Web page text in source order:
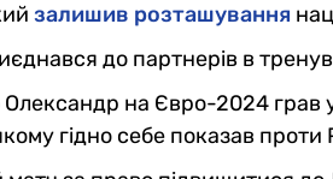
залишив розташування
до партнерів в
на Євро-2024 грав
гідно себе показав